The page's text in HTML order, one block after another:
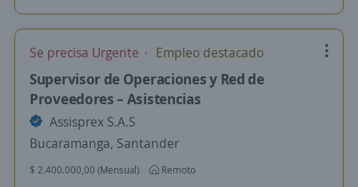
Se precisa Urgente Empleo destacado
Supervisor de Operaciones y Red de
Proveedores – Asistencias
Assisprex S.A.S
Bucaramanga, Santander
$ 2.400.000,00 (Mensual)
Remoto